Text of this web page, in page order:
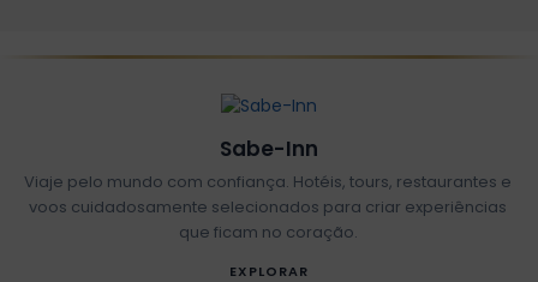
Sabe-Inn
Viaje pelo mundo com confiança. Hotéis, tours, restaurantes e
voos cuidadosamente selecionados para criar experiências
que ficam no coração.
EXPLORAR